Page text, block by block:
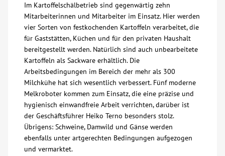
Karriere
Ausbildung
Glossar
Suche
Kontakt
Im Kartoffelschälbetrieb sind gegenwärtig zehn
Mitarbeiterinnen und Mitarbeiter im Einsatz. Hier werden
vier Sorten von festkochenden Kartoffeln verarbeitet, die
für Gaststätten, Küchen und für den privaten Haushalt
bereitgestellt werden. Natürlich sind auch unbearbeitete
Kartoffeln als Sackware erhältlich. Die
Arbeitsbedingungen im Bereich der mehr als 300
Milchkühe hat sich wesentlich verbessert. Fünf moderne
Melkroboter kommen zum Einsatz, die eine präzise und
hygienisch einwandfreie Arbeit verrichten, darüber ist
der Geschäftsführer Heiko Terno besonders stolz.
Übrigens: Schweine, Damwild und Gänse werden
ebenfalls unter artgerechten Bedingungen aufgezogen
und vermarktet.